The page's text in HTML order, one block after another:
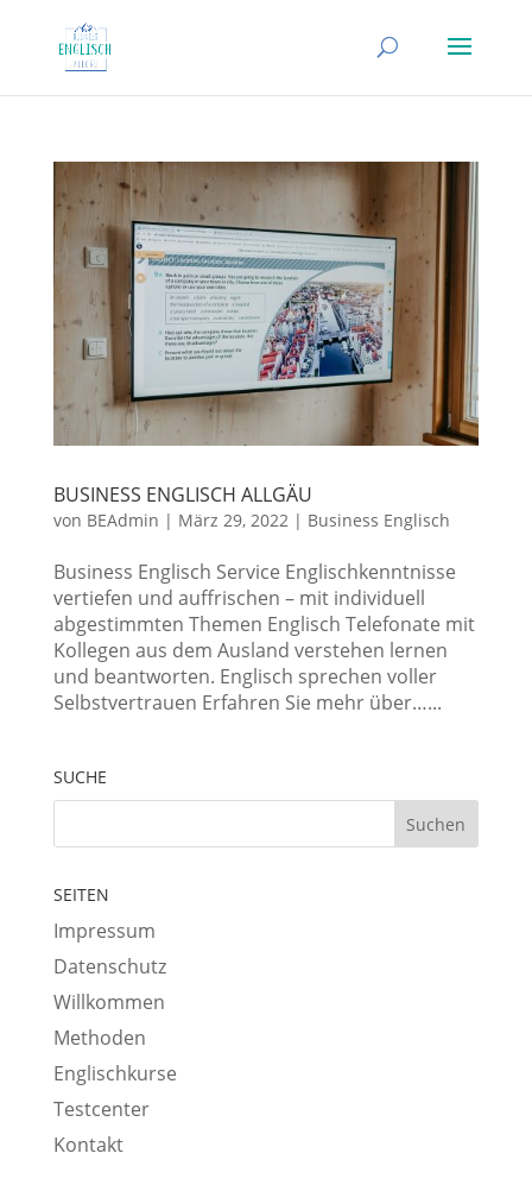
BUSINESS ENGLISCH ALLGÄU
von BEAdmin | März 29, 2022| Business Englisch
Business Englisch Service Englischkenntnisse
vertiefen und auffrischen – mit individuell
abgestimmten Themen Englisch Telefonate mit
Kollegen aus dem Ausland verstehen lernen
und beantworten. Englisch sprechen voller
Selbstvertrauen Erfahren Sie mehr über…...
SUCHE
SEITEN
Impressum
Datenschutz
Willkommen
Methoden
Englischkurse
Testcenter
Kontakt